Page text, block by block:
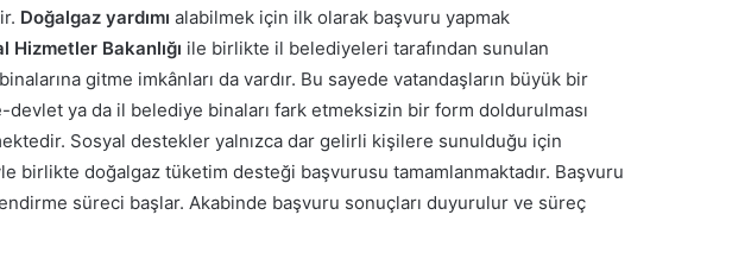
Doğalgaz yardımı alabilmek için ilk olarak başvuru yapmak
Hizmetler Bakanlığı ile birlikte il belediyeleri tarafından sunulan
gitme imkânları da vardır. Bu sayede vatandaşların büyük bir
devlet ya da il belediye binaları fark etmeksizin bir form doldurulması
Sosyal destekler yalnızca dar gelirli kişilere sunulduğu için
birlikte doğalgaz tüketim desteği başvurusu tamamlanmaktadır. Başvuru
süreci başlar. Akabinde başvuru sonuçları duyurulur ve süreç